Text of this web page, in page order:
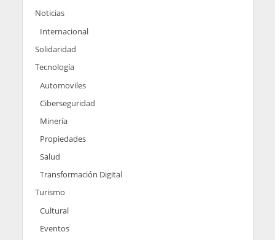
Noticias
Internacional
Solidaridad
Tecnología
Automoviles
Ciberseguridad
Minería
Propiedades
Salud
Transformación Digital
Turismo
Cultural
Eventos